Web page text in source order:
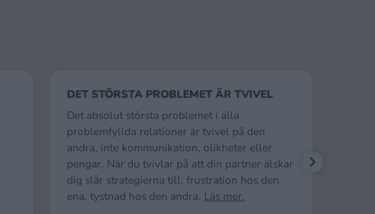
DET STÖRSTA PROBLEMET ÄR TVIVEL
Det absolut största problemet i alla
problemfyllda relationer är tvivel på den
andra, inte kommunikation, olikheter eller
pengar. När du tvivlar på att din partner älskar
dig slår strategierna till: frustration hos den
ena, tystnad hos den andra. Läs mer.